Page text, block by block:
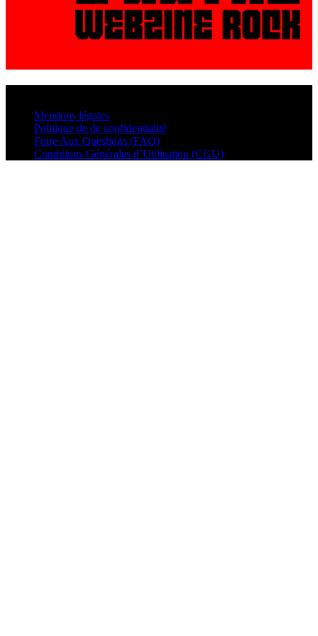
Mentions légales
Politique de de confidentialité
Foire Aux Questions (FAQ)
Conditions Générales d’Utilisation (CGU)